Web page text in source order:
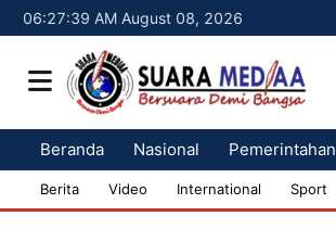
06:27:40 AM August 08, 2026
Beranda Nasional Pemerintahan
Berita Video International Sport